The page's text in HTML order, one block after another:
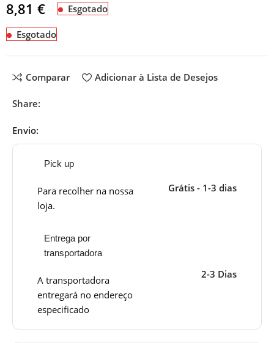
8,81€ Esgotado
Esgotado
Comparar Adicionar à Lista de Desejos
Share:
Envio:
Pick up
Para recolher na nossa
loja.
Grátis - 1-3 dias
Entrega por
transportadora
A transportadora
entregará no endereço
especificado
2-3 Dias